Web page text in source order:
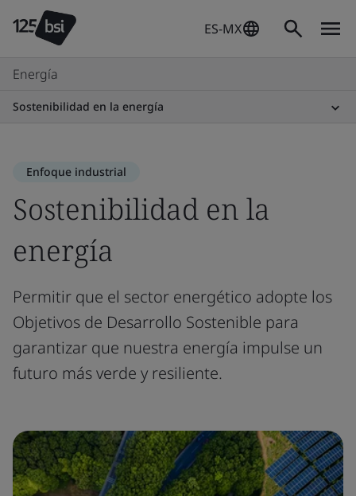
ES-MX
Energía
Sostenibilidad en la energía
Enfoque industrial
Sostenibilidad en la
energía
Permitir que el sector energético adopte los
Objetivos de Desarrollo Sostenible para
garantizar que nuestra energía impulse un
futuro más verde y resiliente.